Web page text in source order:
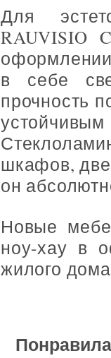
Для
RAUVISIO
в себе
прочность
шкафов,
он
Новые
ноу-хау в
жилого